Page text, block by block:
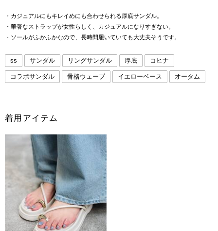
・カジュアルにもキレイめにも合わせられる厚底サンダル。
・華奢なストラップが女性らしく、カジュアルになりすぎない。
・ソールがふかふかなので、長時間履いていても大丈夫そうです。
ss サンダル リングサンダル 厚底 コヒナ
コラボサンダル 骨格ウェーブ イエローベース オータム
着用アイテム